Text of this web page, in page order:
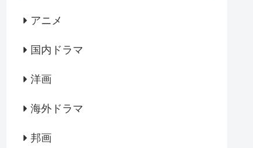
アニメ
国内ドラマ
洋画
海外ドラマ
邦画